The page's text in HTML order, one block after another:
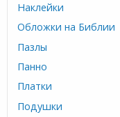
Наклейки
Обложки на Библии
Пазлы
Панно
Платки
Подушки